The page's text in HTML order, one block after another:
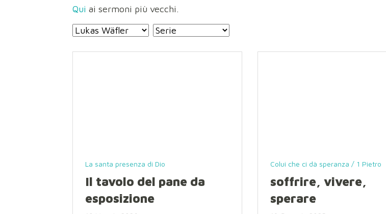
Qui ai sermoni più vecchi.
La santa presenza di Dio
Il tavolo del pane da
esposizione
Colui che ci dà speranza / 1 Pietro
soffrire, vivere,
sperare